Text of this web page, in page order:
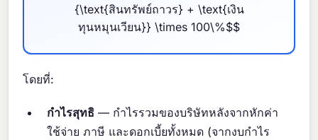
{\text{สินทรัพย์ถาวร} + \text{เงิน
ทุนหมุนเวียน}} \times 100\%$$
โดยที่:
กำไรสุทธิ — กำไรรวมของบริษัทหลังจากหักค่า
ใช้จ่าย ภาษี และดอกเบี้ยทั้งหมด (จากงบกำไร